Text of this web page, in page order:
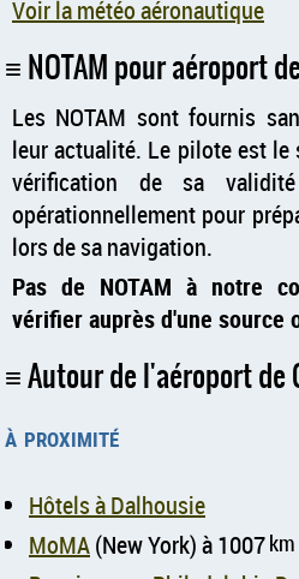
Voir la météo aéronautique
NOTAM pour aéroport
Les NOTAM sont fournis
leur actualité. Le pilote est le
vérification de sa
opérationnellement pour
lors de sa navigation.
Pas de NOTAM à notre
vérifier auprès d'une source
Autour de l'aéroport de
à proximité
Hôtels à Dalhousie
MoMA(New York) à 1007km